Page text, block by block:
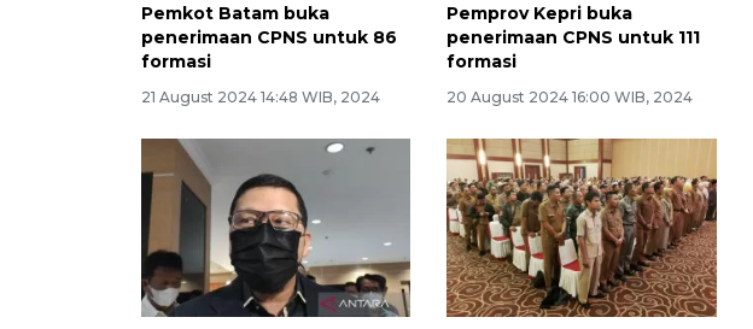
Pemkot Batam buka
penerimaan CPNS untuk 86
formasi
21 August 2024 14:48 WIB, 2024
Pemprov Kepri buka
penerimaan CPNS untuk 111
formasi
20 August 2024 16:00 WIB, 2024